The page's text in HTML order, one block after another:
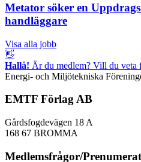
Metator söker en
handläggare
Visa alla jobb
👋
Hallå! Är du medlem? Vill du veta
Energi- och Miljötekniska
EMTF Förlag AB
Gårdsfogdevägen 18 A
168 67 BROMMA
Medlemsfrågor/